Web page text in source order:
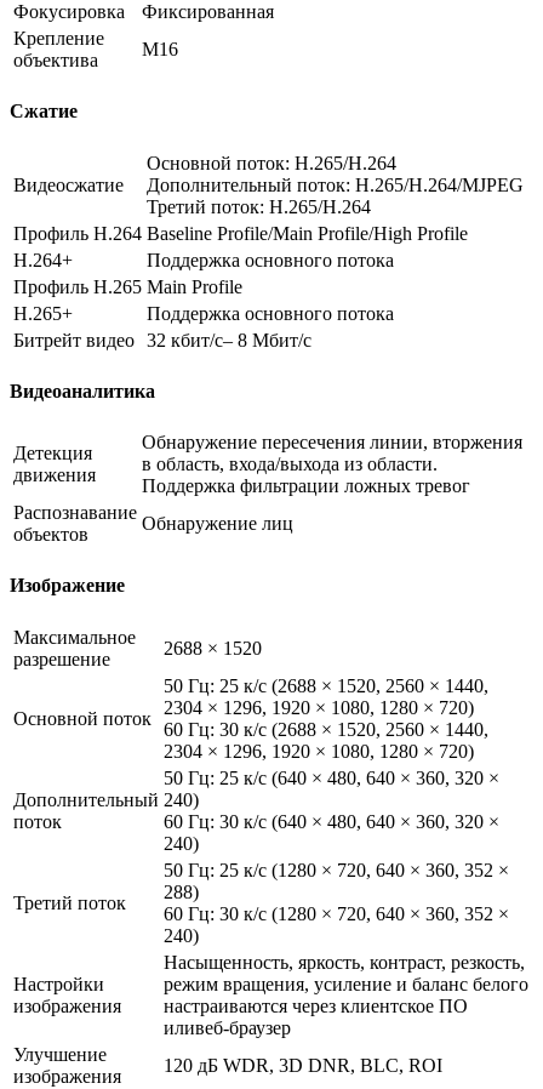
Фокусировка
Фиксированная
Крепление
объектива
М16
Сжатие
Видеосжатие
Основной поток: H.265/H.264
Дополнительный поток: H.265/H.264/MJPEG
Третий поток: H.265/H.264
Профиль H.264 Baseline Profile/Main Profile/High Profile
H.264+
Поддержка основного потока
Профиль H.265 Main Profile
H.265+
Поддержка основного потока
Битрейт видео 32 кбит/с– 8 Мбит/с
Видеоаналитика
Детекция
движения
Обнаружение пересечения линии, вторжения
в область, входа/выхода из области.
Поддержка фильтрации ложных тревог
Распознавание
объектов
Обнаружение лиц
Изображение
Максимальное
разрешение
2688 × 1520
Основной поток
50 Гц: 25 к/с (2688 × 1520, 2560 × 1440,
2304 × 1296, 1920 × 1080, 1280 × 720)
60 Гц: 30 к/с (2688 × 1520, 2560 × 1440,
2304 × 1296, 1920 × 1080, 1280 × 720)
Дополнительный
поток
50 Гц: 25 к/с (640 × 480, 640 × 360, 320 ×
240)
60 Гц: 30 к/с (640 × 480, 640 × 360, 320 ×
240)
Третий поток
50 Гц: 25 к/с (1280 × 720, 640 × 360, 352 ×
288)
60 Гц: 30 к/с (1280 × 720, 640 × 360, 352 ×
240)
Настройки
изображения
Насыщенность, яркость, контраст, резкость,
режим вращения, усиление и баланс белого
настраиваются через клиентское ПО
иливеб-браузер
Улучшение
изображения
120 дБ WDR, 3D DNR, BLC, ROI